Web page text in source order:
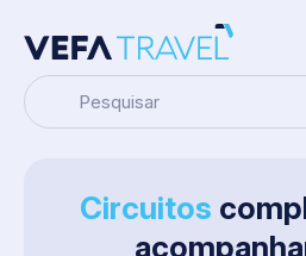
Pesquisar
Circuitos